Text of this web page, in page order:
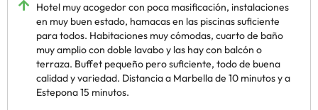
Hotel muy acogedor con poca masificación, instalaciones
en muy buen estado, hamacas en las piscinas suficiente
para todos. Habitaciones muy cómodas, cuarto de baño
muy amplio con doble lavabo y las hay con balcón o
terraza. Buffet pequeño pero suficiente, todo de buena
calidad y variedad. Distancia a Marbella de 10 minutos y a
Estepona 15 minutos.